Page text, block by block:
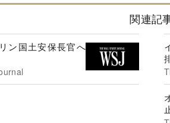
関連記
ン国土安保長官へ